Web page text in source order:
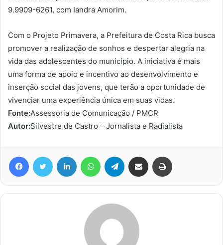
9.9909-6261, com Iandra Amorim.
Com o Projeto Primavera, a Prefeitura de Costa Rica busca
promover a realização de sonhos e despertar alegria na
vida das adolescentes do município. A iniciativa é mais
uma forma de apoio e incentivo ao desenvolvimento e
inserção social das jovens, que terão a oportunidade de
vivenciar uma experiência única em suas vidas.
Fonte:Assessoria de Comunicação / PMCR
Autor:Silvestre de Castro – Jornalista e Radialista
FacebookTwitter Linkedin WhatsAppTelegram Compartilhar via e-mail